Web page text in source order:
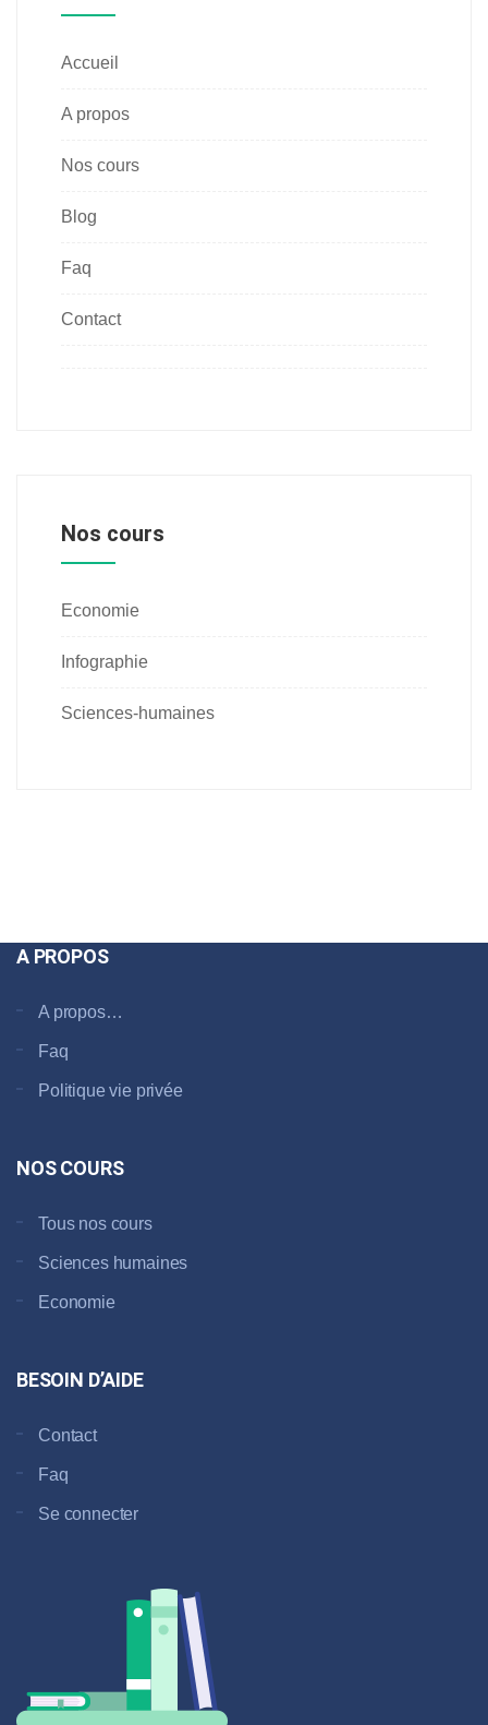
Accueil
A propos
Nos cours
Blog
Faq
Contact
Nos cours
Economie
Infographie
Sciences-humaines
A PROPOS
A propos…
Faq
Politique vie privée
NOS COURS
Tous nos cours
Sciences humaines
Economie
BESOIN D’AIDE
Contact
Faq
Se connecter